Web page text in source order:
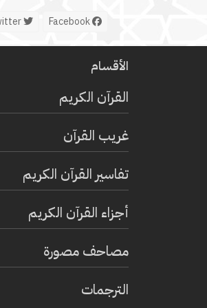
Facebook
Twitter
الأقسام
القرآن الكريم
غريب القرآن
تفاسير القرآن الكريم
أجزاء القرآن الكريم
مصاحف مصورة
الترجمات